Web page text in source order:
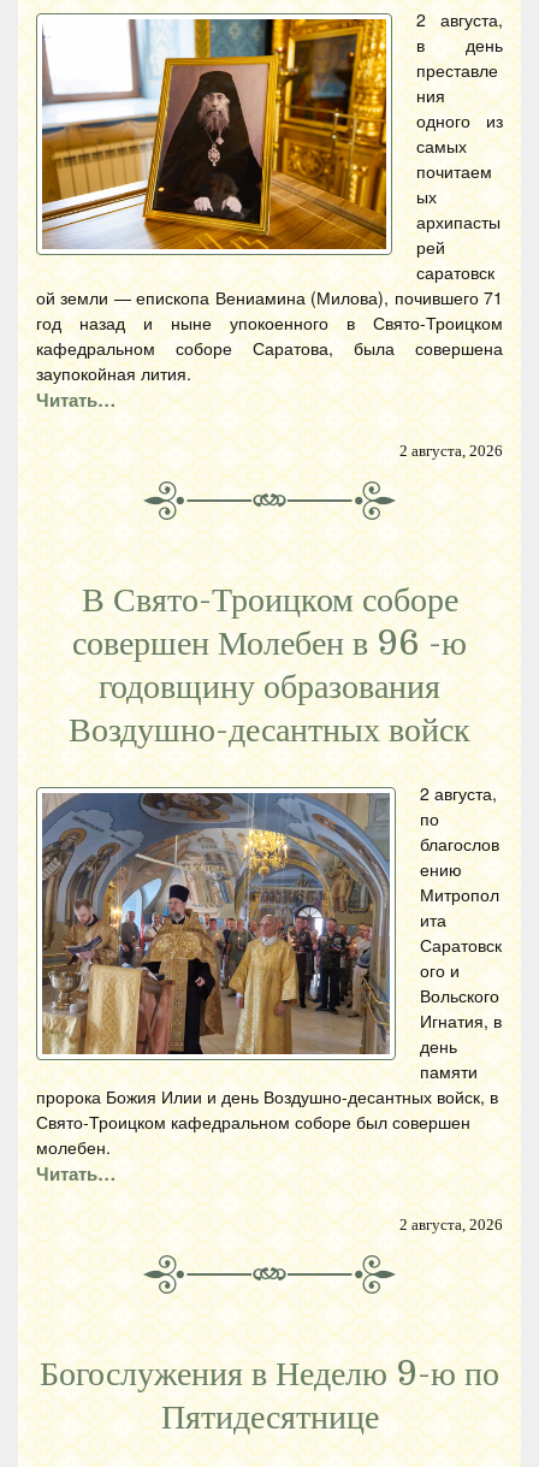
2 августа,
в день
преставле
ния
одного из
самых
почитаем
ых
архипасты
рей
саратовск
ой земли — епископа Вениамина (Милова), почившего 71
год назад и ныне упокоенного в Свято-Троицком
кафедральном соборе Саратова, была совершена
заупокойная лития.
Читать…
2 августа, 2026
В Свято-Троицком соборе
совершен Молебен в 96 -ю
годовщину образования
Воздушно-десантных войск
2 августа,
по
благослов
ению
Митропол
ита
Саратовск
ого и
Вольского
Игнатия, в
день
памяти
пророка Божия Илии и день Воздушно-десантных войск, в
Свято-Троицком кафедральном соборе был совершен
молебен.
Читать…
2 августа, 2026
Богослужения в Неделю 9-ю по
Пятидесятнице